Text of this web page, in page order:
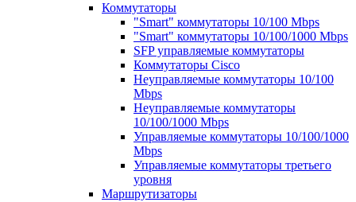
Коммутаторы
"Smart" коммутаторы 10/100 Mbps
"Smart" коммутаторы 10/100/1000 Mbps
SFP управляемые коммутаторы
Коммутаторы Cisco
Неуправляемые коммутаторы 10/100
Mbps
Неуправляемые коммутаторы
10/100/1000 Mbps
Управляемые коммутаторы 10/100/1000
Mbps
Управляемые коммутаторы третьего
уровня
Маршрутизаторы